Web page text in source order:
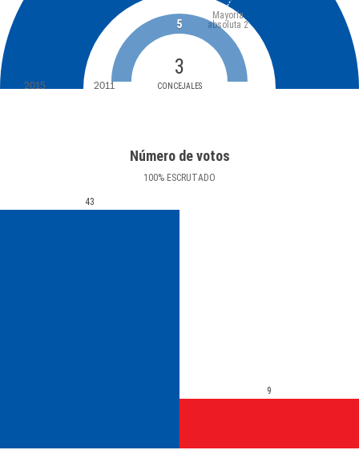
3
CONCEJALES
Mayoría
absoluta 2
5
2015 2011
Número de votos
100% ESCRUTADO
43
9